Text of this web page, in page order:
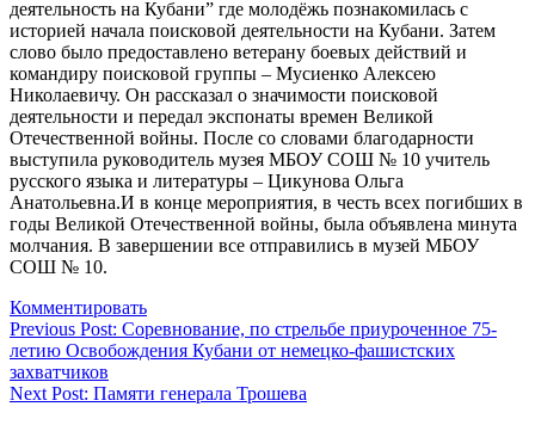
деятельность на Кубани” где молодёжь познакомилась с
историей начала поисковой деятельности на Кубани. Затем
слово было предоставлено ветерану боевых действий и
командиру поисковой группы – Мусиенко Алексею
Николаевичу. Он рассказал о значимости поисковой
деятельности и передал экспонаты времен Великой
Отечественной войны. После со словами благодарности
выступила руководитель музея МБОУ СОШ № 10 учитель
русского языка и литературы – Цикунова Ольга
Анатольевна.И в конце мероприятия, в честь всех погибших в
годы Великой Отечественной войны, была объявлена минута
молчания. В завершении все отправились в музей МБОУ
СОШ № 10.
Комментировать
Навигация
по
записям
Previous Post: Соревнование, по стрельбе приуроченное 75-
летию Освобождения Кубани от немецко-фашистских
захватчиков
Next Post: Памяти генерала Трошева